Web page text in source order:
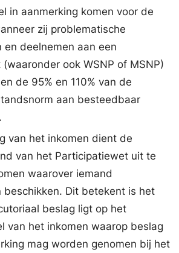
in aanmerking komen voor de
zij problematische
en deelnemen aan een
ook WSNP of MSNP)
de 95% en 110% van de
aan besteedbaar
van het inkomen dient de
van het Participatiewet uit te
waarover iemand
beschikken. Dit betekent is het
beslag ligt op het
van het inkomen waarop beslag
mag worden genomen bij het